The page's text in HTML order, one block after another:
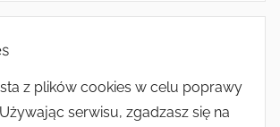
z plików cookies w celu poprawy
serwisu, zgadzasz się na